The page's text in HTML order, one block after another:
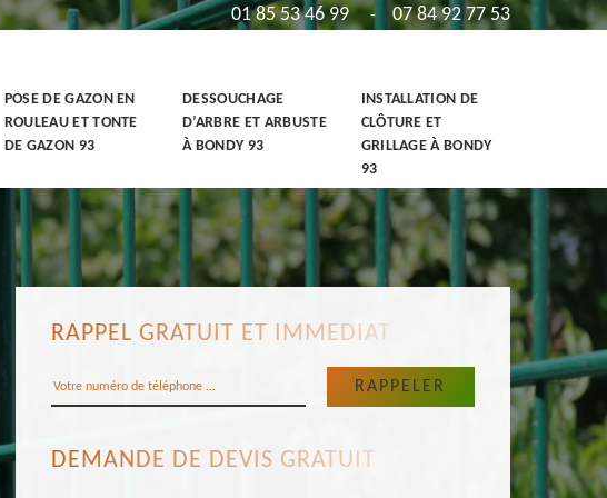
01 85 53 46 99 - 07 84 92 77 53
POSE DE GAZON EN
ROULEAU ET TONTE
DE GAZON 93
DESSOUCHAGE
D’ARBRE ET ARBUSTE
À BONDY 93
INSTALLATION DE
CLÔTURE ET
GRILLAGE À BONDY
93
RAPPEL GRATUIT ET IMMEDIAT
DEMANDE DE DEVIS GRATUIT